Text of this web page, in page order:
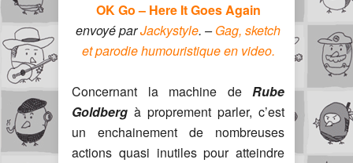
OK Go – Here It Goes Again
envoyé parJackystyle. –Gag, sketch
et parodie humouristique en video.
Concernant la machine deRube
Goldberg à proprement parler, c’est
un enchainement de nombreuses
actions quasi inutiles pour atteindre